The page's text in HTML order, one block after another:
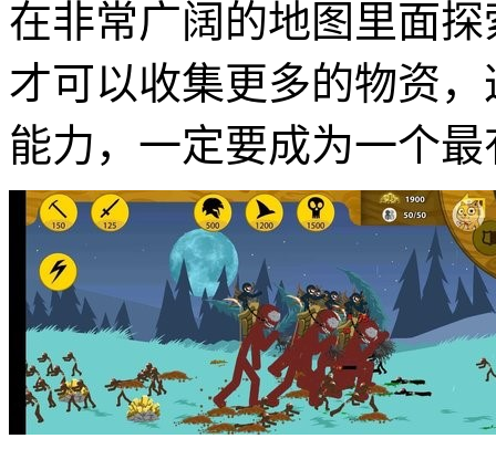
在非常广阔的地图里面
才可以收集更多的物资
能力，一定要成为一个